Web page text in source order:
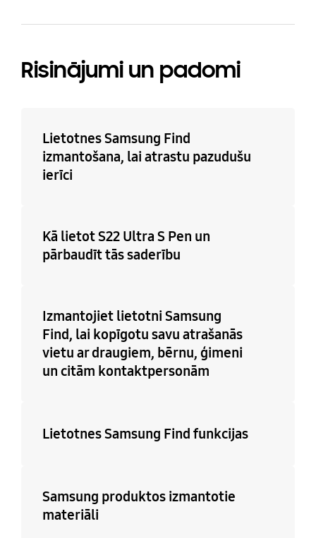
Risinājumi un padomi
Lietotnes Samsung Find
izmantošana, lai atrastu pazudušu
ierīci
Kā lietot S22 Ultra S Pen un
pārbaudīt tās saderību
Izmantojiet lietotni Samsung
Find, lai kopīgotu savu atrašanās
vietu ar draugiem, bērnu, ģimeni
un citām kontaktpersonām
Lietotnes Samsung Find funkcijas
Samsung produktos izmantotie
materiāli